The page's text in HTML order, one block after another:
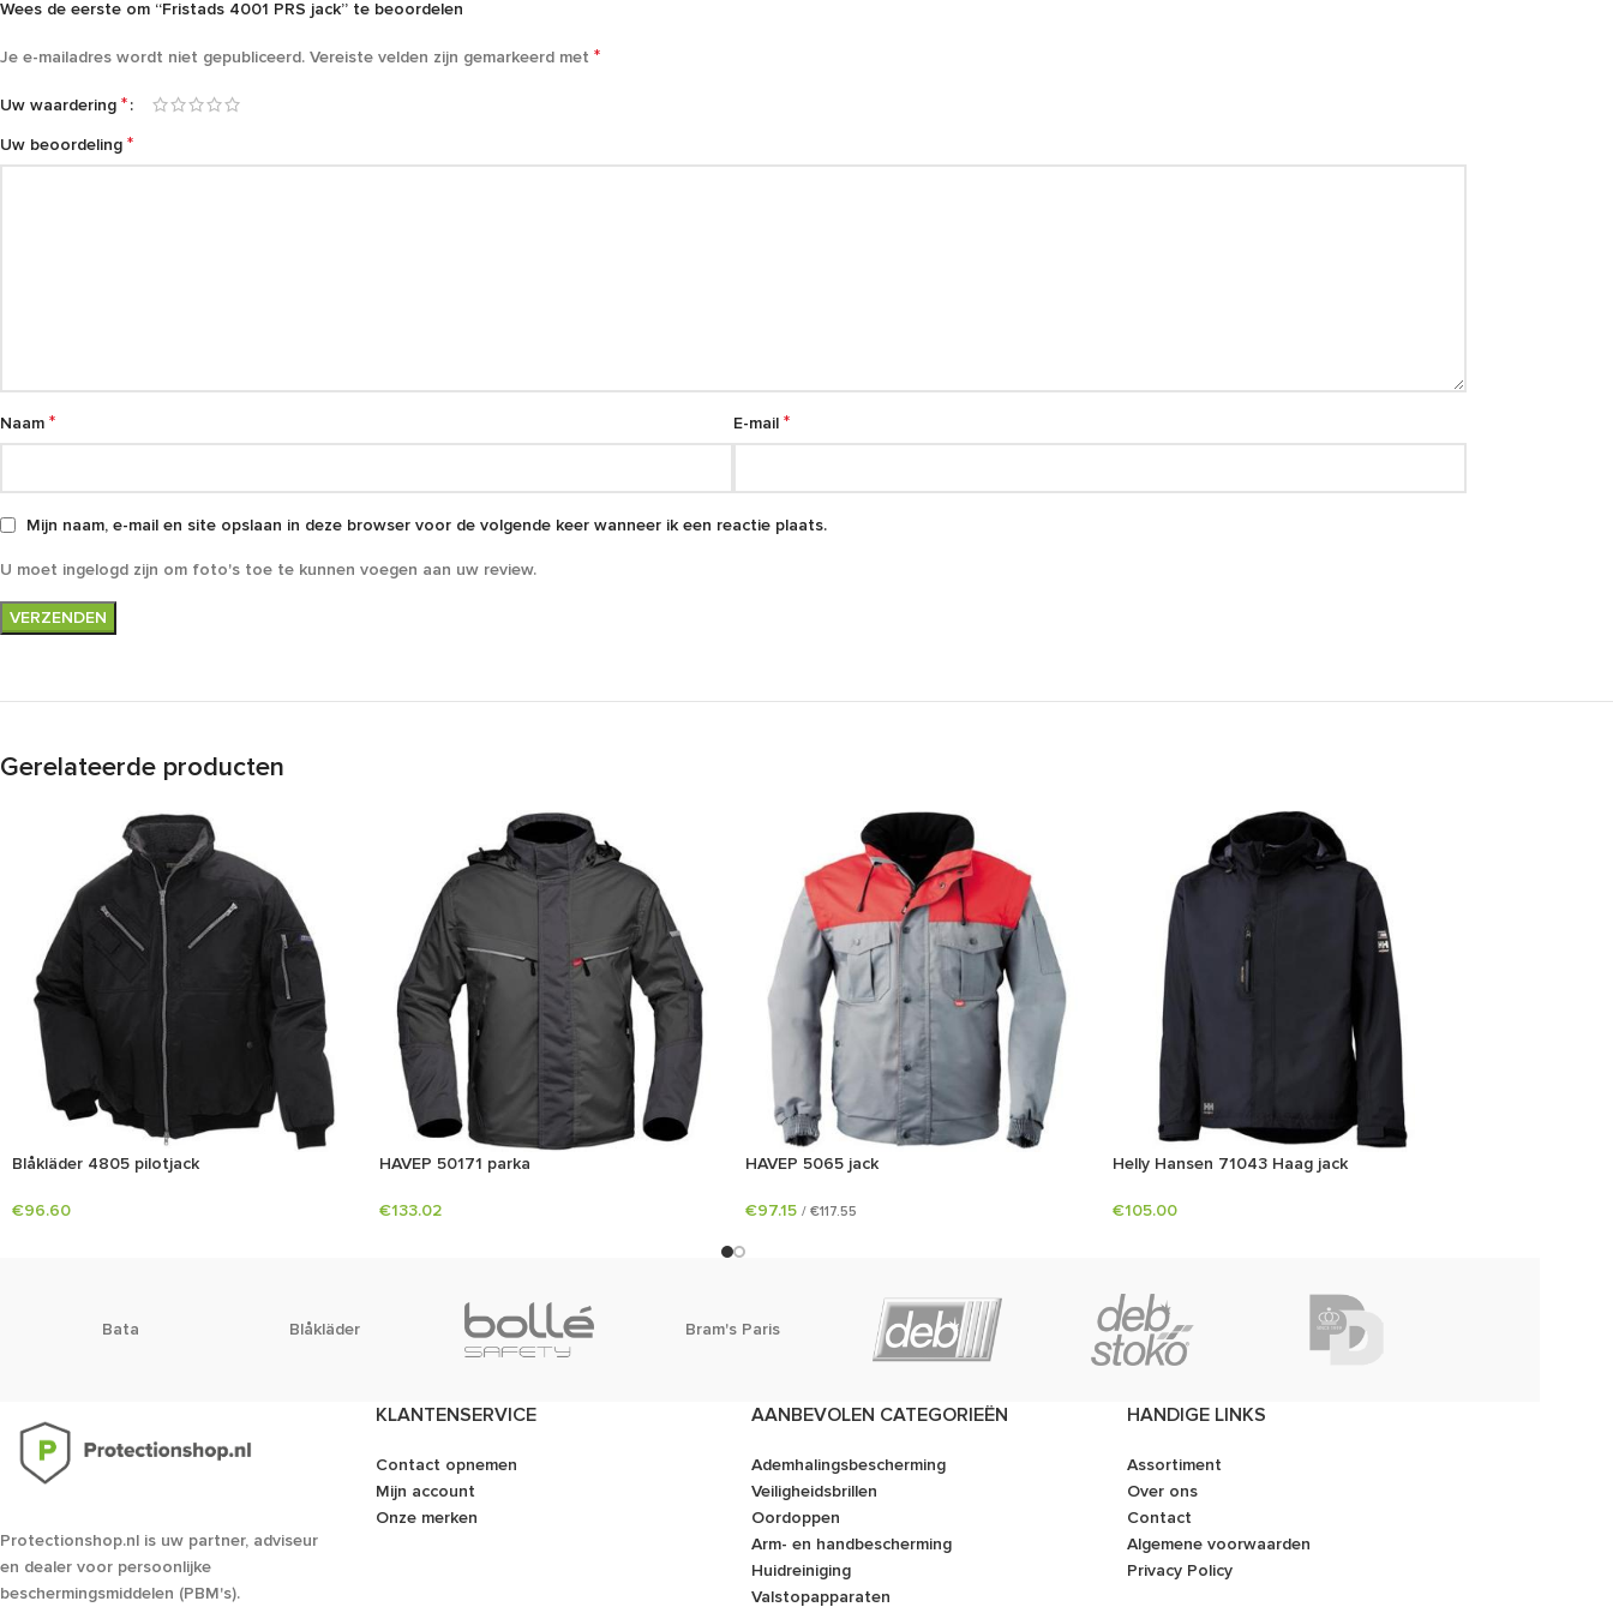
Wees de eerste om “Fristads 4001 PRS jack” te beoordelen
Je e-mailadres wordt niet gepubliceerd. Vereiste velden zijn gemarkeerd met *
Uw waardering *
Uw beoordeling *
Naam * E-mail *
Mijn naam, e-mail en site opslaan in deze browser voor de volgende keer wanneer ik een reactie plaats.
U moet ingelogd zijn om foto's toe te kunnen voegen aan uw review.
Gerelateerde producten
Blåkläder 4805 pilotjack
€96.60
HAVEP 50171 parka
€133.02
HAVEP 5065 jack
€97.15 / €117.55
Helly Hansen 71043 Haag jack
€105.00
Bata Blåkläder Bram's Paris
Protectionshop.nl is uw partner, adviseur
en dealer voor persoonlijke
beschermingsmiddelen (PBM's).
KLANTENSERVICE
Contact opnemen
Mijn account
Onze merken
AANBEVOLEN CATEGORIEËN
Ademhalingsbescherming
Veiligheidsbrillen
Oordoppen
Arm- en handbescherming
Huidreiniging
Valstopapparaten
HANDIGE LINKS
Assortiment
Over ons
Contact
Algemene voorwaarden
Privacy Policy